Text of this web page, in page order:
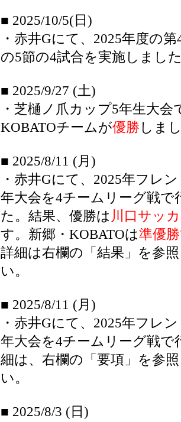
■ 2025/10/5(日)
・赤井Gにて、2025年度の
の5節の4試合を実施しまし
■ 2025/9/27 (土)
・芝樋ノ爪カップ5年生大会
KOBATOチームが優勝 しま
■ 2025/8/11 (月)
・ 赤井Gにて、2025年フレ
年大会を4チームリーグ戦で
た。結果、優勝は 川口サッ
す。新郷・KOBATOは準優勝
詳細は右欄の「結果」を参
い。
■ 2025/8/11 (月)
・赤井Gにて、2025年フレ
年大会を4チームリーグ戦で
細は、右欄の「要項」を参
い。
■ 2025/8/3 (日)